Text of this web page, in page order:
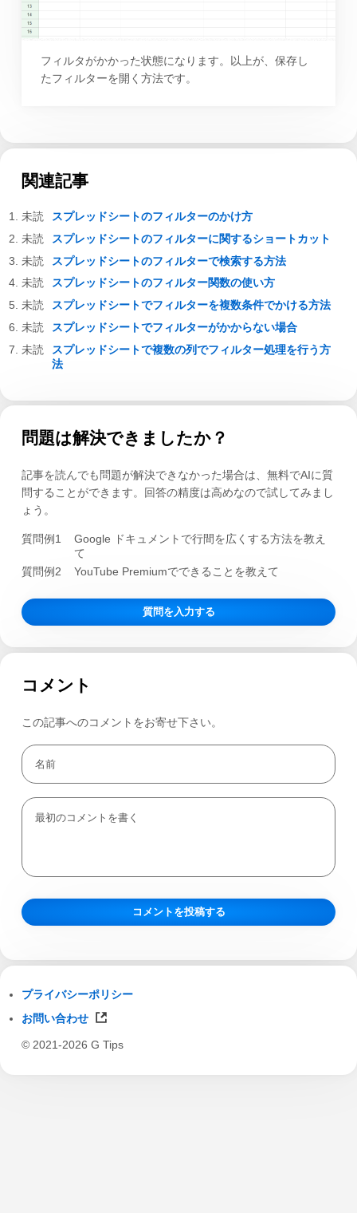
フィルタがかかった状態になります。以上が、保存し
たフィルターを開く方法です。
関連記事
スプレッドシートのフィルターのかけ方
スプレッドシートのフィルターに関するショートカット
スプレッドシートのフィルターで検索する方法
スプレッドシートのフィルター関数の使い方
スプレッドシートでフィルターを複数条件でかける方法
スプレッドシートでフィルターがかからない場合
スプレッドシートで複数の列でフィルター処理を行う方
法
問題は解決できましたか？
記事を読んでも問題が解決できなかった場合は、無料でAIに質
問することができます。回答の精度は高めなので試してみまし
ょう。
質問例1
Google ドキュメントで行間を広くする方法を教え
て
質問例2
YouTube Premiumでできることを教えて
質問を入力する
コメント
この記事へのコメントをお寄せ下さい。
プライバシーポリシー
お問い合わせ
© 2021-2026 G Tips